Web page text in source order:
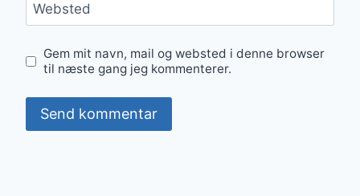
Websted
Gem mit navn, mail og websted i denne browser
til næste gang jeg kommenterer.